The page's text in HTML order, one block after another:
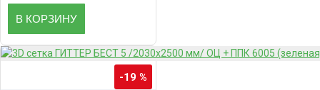
В КОРЗИНУ
-19 %